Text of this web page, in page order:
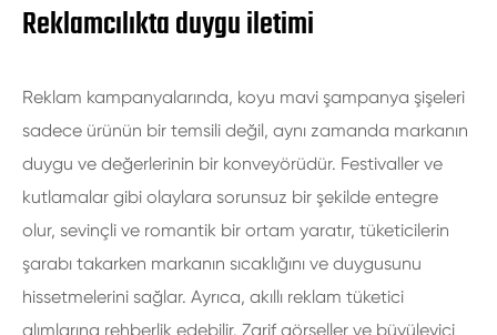
Reklamcılıkta duygu iletimi
Reklam kampanyalarında, koyu mavi şampanya şişeleri
sadece ürünün bir temsili değil, aynı zamanda markanın
duygu ve değerlerinin bir konveyörüdür. Festivaller ve
kutlamalar gibi olaylara sorunsuz bir şekilde entegre
olur, sevinçli ve romantik bir ortam yaratır, tüketicilerin
şarabı takarken markanın sıcaklığını ve duygusunu
hissetmelerini sağlar. Ayrıca, akıllı reklam tüketici
alımlarına rehberlik edebilir. Zarif görseller ve büyüleyici